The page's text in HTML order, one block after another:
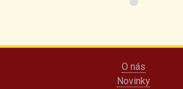
O nás
Novinky